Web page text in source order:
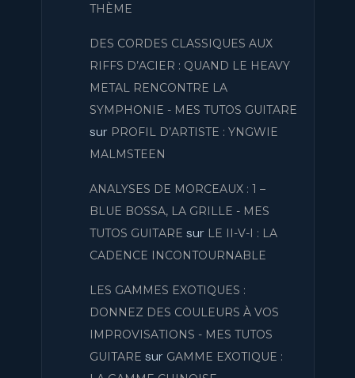
THÈME
DES CORDES CLASSIQUES AUX
RIFFS D’ACIER : QUAND LE HEAVY
METAL RENCONTRE LA
SYMPHONIE - MES TUTOS GUITARE
sur PROFIL D’ARTISTE : YNGWIE
MALMSTEEN
ANALYSES DE MORCEAUX : 1 –
BLUE BOSSA, LA GRILLE - MES
TUTOS GUITARE sur LE II-V-I : LA
CADENCE INCONTOURNABLE
LES GAMMES EXOTIQUES :
DONNEZ DES COULEURS À VOS
IMPROVISATIONS - MES TUTOS
GUITARE sur GAMME EXOTIQUE :